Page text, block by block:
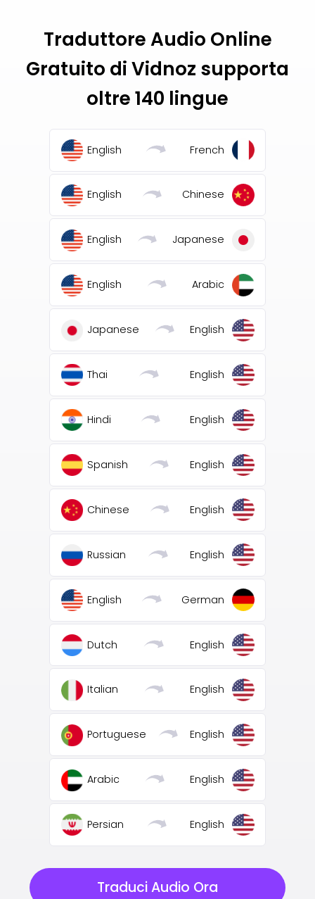
Traduttore Audio Online
Gratuito di Vidnoz supporta
oltre 140 lingue
English French
English Chinese
English Japanese
English Arabic
Japanese English
Thai English
Hindi English
Spanish English
Chinese English
Russian English
English German
Dutch English
Italian English
Portuguese English
Arabic English
Persian English
Traduci Audio Ora